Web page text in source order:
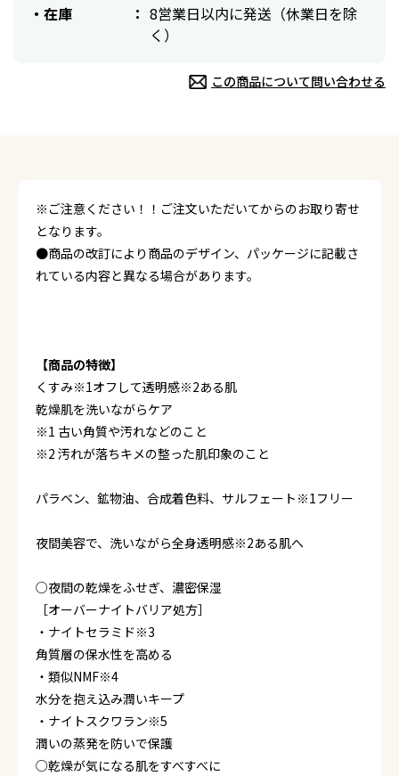
在庫
8営業日以内に発送（休業日を除
く）
この商品について問い合わせる
※ご注意ください！！ご注文いただいてからのお取り寄せ
となります。
●商品の改訂により商品のデザイン、パッケージに記載さ
れている内容と異なる場合があります。
【商品の特徴】
くすみ※1オフして透明感※2ある肌
乾燥肌を洗いながらケア
※1 古い角質や汚れなどのこと
※2 汚れが落ちキメの整った肌印象のこと
パラベン、鉱物油、合成着色料、サルフェート※1フリー
夜間美容で、洗いながら全身透明感※2ある肌へ
○夜間の乾燥をふせぎ、濃密保湿
［オーバーナイトバリア処方］
・ナイトセラミド※3
角質層の保水性を高める
・類似NMF※4
水分を抱え込み潤いキープ
・ナイトスクワラン※5
潤いの蒸発を防いで保護
○乾燥が気になる肌をすべすべに